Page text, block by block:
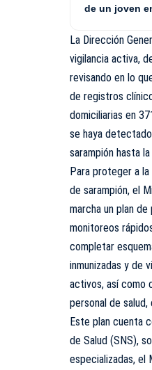
de un joven
La Dirección
vigilancia activa,
revisando en lo
de registros
domiciliarias en
se haya
sarampión hasta
Para proteger a
de sarampión, el
marcha un plan
monitoreos
completar
inmunizadas y de
activos, así como
personal de
Este plan cuenta
de Salud (SNS),
especializadas, el